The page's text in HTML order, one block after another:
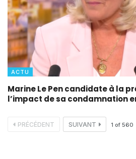
ACTU
Marine Le Pen candidate à la
l’impact de sa condamnation
PRÉCÉDENT SUIVANT 1 of 560